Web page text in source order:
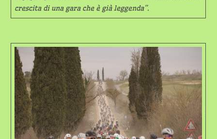
crescita di una gara che è già leggenda”.